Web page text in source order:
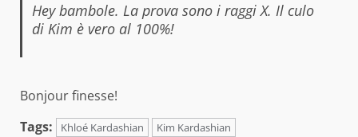
Hey bambole. La prova sono i raggi X. Il culo
di Kim è vero al 100%!
Bonjour finesse!
Tags:
Khloé Kardashian Kim Kardashian